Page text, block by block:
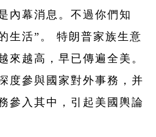
內幕消息。不過你們知
生活”。 特朗普家族生意
來越高，早已傳遍全美。
度參與國家對外事務，并
參入其中，引起美國輿論